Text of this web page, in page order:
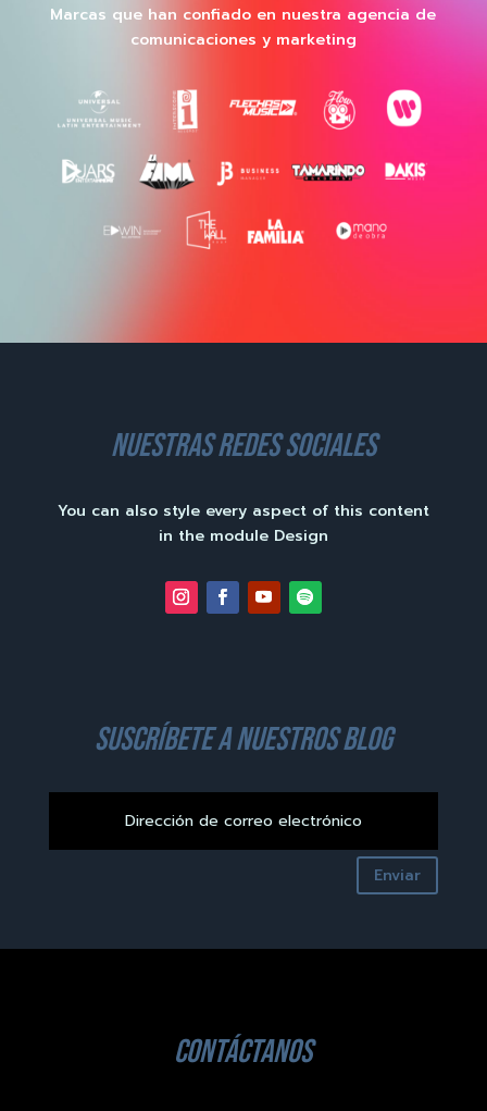
Marcas que han confiado en nuestra agencia de
comunicaciones y marketing
nuestras redes sociales
You can also style every aspect of this content
in the module Design
suscríbete a nuestros blog
Enviar
contáctanos